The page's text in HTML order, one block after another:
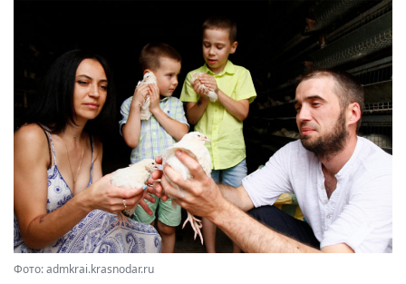
Фото: admkrai.krasnodar.ru